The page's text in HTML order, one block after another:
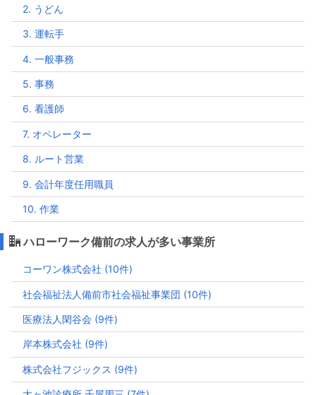
2. うどん
3. 運転手
4. 一般事務
5. 事務
6. 看護師
7. オペレーター
8. ルート営業
9. 会計年度任用職員
10. 作業
ハローワーク備前の求人が多い事業所
コーワン株式会社 (10件)
社会福祉法人備前市社会福祉事業団 (10件)
医療法人閑谷会 (9件)
岸本株式会社 (9件)
株式会社フジックス (9件)